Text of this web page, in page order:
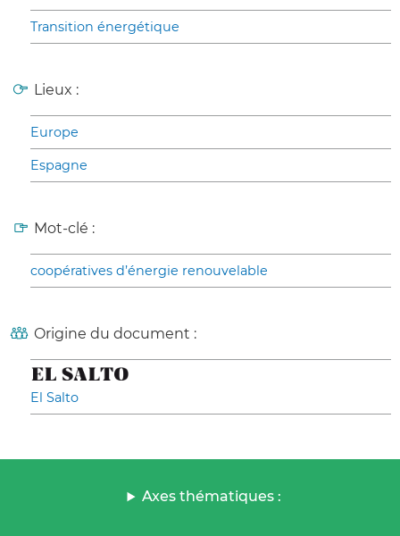
Transition énergétique
Lieux :
Europe
Espagne
Mot-clé :
coopératives d’énergie renouvelable
Origine du document :
El Salto
Axes thématiques :